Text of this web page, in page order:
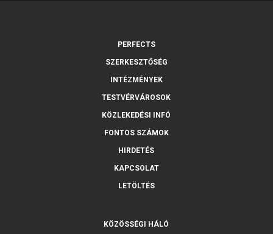
PERFECTS
SZERKESZTŐSÉG
INTÉZMÉNYEK
TESTVÉRVÁROSOK
KÖZLEKEDÉSI INFÓ
FONTOS SZÁMOK
HIRDETÉS
KAPCSOLAT
LETÖLTÉS
KÖZÖSSÉGI HÁLÓ